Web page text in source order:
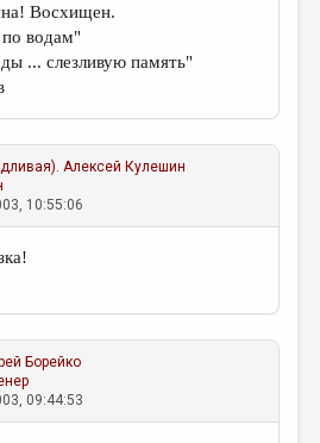
Восхищен.
водам"
... слезливую память"
Алексей Кулешин
10:55:06
Борейко
09:44:53